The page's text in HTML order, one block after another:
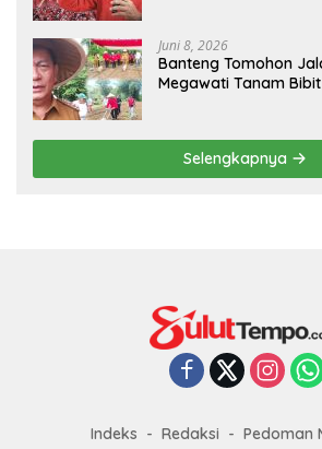
Juni 8, 2026
Banteng Tomohon
Megawati Tanam
Selengkapnya
Indeks Redaksi Pedoman